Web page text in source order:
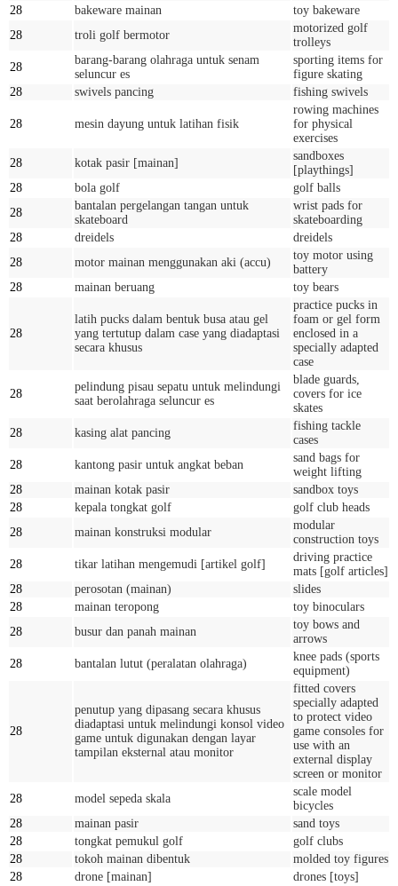
28
bakeware mainan
toy bakeware
28
troli golf bermotor
motorized golf
trolleys
28
barang-barang olahraga untuk senam
seluncur es
sporting items for
figure skating
28
swivels pancing fishing swivels
28 mesin dayung untuk latihan fisik
rowing machines
for physical
exercises
28
kotak pasir [mainan]
sandboxes
[playthings]
28
bola golf
golf balls
28
bantalan pergelangan tangan untuk
skateboard
wrist pads for
skateboarding
28
dreidels
dreidels
28
motor mainan menggunakan aki (accu)
toy motor using
battery
28
mainan beruang toy bears
28
latih pucks dalam bentuk busa atau gel
yang tertutup dalam case yang diadaptasi
secara khusus
practice pucks in
foam or gel form
enclosed in a
specially adapted
case
28
pelindung pisau sepatu untuk melindungi
saat berolahraga seluncur es
blade guards,
covers for ice
skates
28
kasing alat pancing
fishing tackle
cases
28
kantong pasir untuk angkat beban
sand bags for
weight lifting
28
mainan kotak pasir
sandbox toys
28
kepala tongkat golf
golf club heads
28
mainan konstruksi modular
modular
construction toys
28
tikar latihan mengemudi [artikel golf]
driving practice
mats [golf articles]
28
perosotan (mainan)
slides
28
mainan teropong
toy binoculars
28
busur dan panah mainan
toy bows and
arrows
28
bantalan lutut (peralatan olahraga)
knee pads (sports
equipment)
28
penutup yang dipasang secara khusus
diadaptasi untuk melindungi konsol video
game untuk digunakan dengan layar
tampilan eksternal atau monitor
fitted covers
specially adapted
to protect video
game consoles for
use with an
external display
screen or monitor
28
model sepeda skala
scale model
bicycles
28
mainan pasir
sand toys
28
tongkat pemukul golf
golf clubs
28
tokoh mainan dibentuk
molded toy figures
28
drone [mainan] drones [toys]